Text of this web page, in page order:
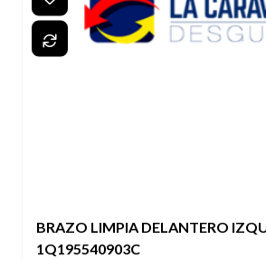
BRAZO LIMPIA DELANTERO
1Q195540903C